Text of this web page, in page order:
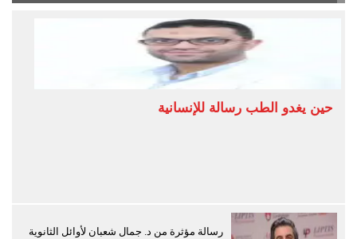
حين يغدو الطب رسالة للإنسانية
رسالة مؤثرة من د. جمال شعبان لأوائل الثانوية